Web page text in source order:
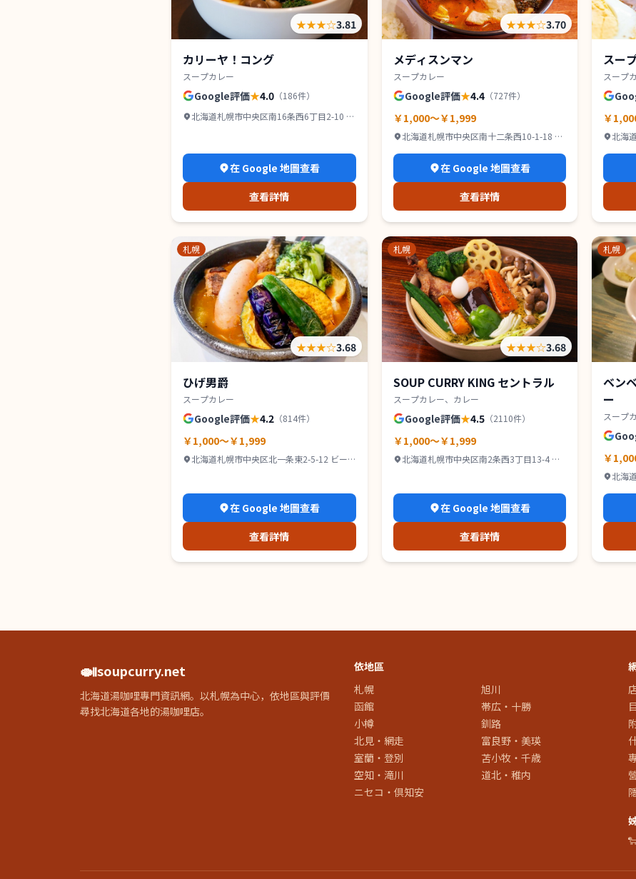
★★★☆3.81
カリーヤ！コング
スープカレー
Google評価★4.0 （186件）
北海道札幌市中央区南16条西6丁目2-10 IR
在 Google 地圖查看
查看詳情
★★★☆3.70
メディスンマン
スープカレー
Google評価★4.4（727件）
￥1,000～￥1,999
北海道札幌市中央区南十二条西10-1-18 グ
在 Google 地圖查看
查看詳情
スー
スープ
￥
北海
札幌
★★★☆3.68
ひげ男爵
スープカレー
Google評価★4.2 （814件）
￥1,000～￥1,999
北海道札幌市中央区北一条東2-5-12 ビー
在 Google 地圖查看
查看詳情
札幌
★★★☆3.68
SOUP CURRY KING セントラル
スープカレー、カレー
Google評価★4.5（2110件）
￥1,000～￥1,999
北海道札幌市中央区南2条西3丁目13-4 カ
在 Google 地圖查看
查看詳情
札幌
ベン
ー
スープ
￥
北海
🍛soupcurry.net
北海道湯咖哩專門資訊網。以札幌為中心，依地區與評價
尋找北海道各地的湯咖哩店。
依地區
札幌
旭川
函館
帯広・十勝
小樽
釧路
北見・網走
富良野・美瑛
室蘭・登別
苫小牧・千歳
空知・滝川
道北・稚内
ニセコ・倶知安